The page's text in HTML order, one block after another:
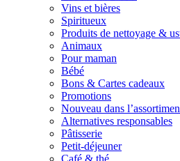
Vins et bières
Spiritueux
Produits de nettoyage &
Animaux
Pour maman
Bébé
Bons & Cartes cadeaux
Promotions
Nouveau dans
Alternatives responsables
Pâtisserie
Petit-déjeuner
Café & thé